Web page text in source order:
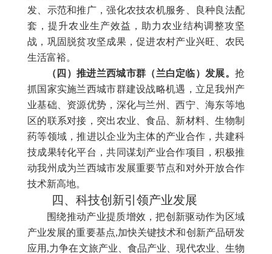
发、示范和推广，强化农技农机服务、良种良法配
套，提升农业生产效益，助力农业结构调整攻坚
战，巩固脱贫攻坚成果，促进农村产业兴旺、农民
生活富裕。
（四）推进兰西城市群（兰白定临）发展。 抢
抓国家实施兰西城市群建设战略机遇，立足我州产
业基础、资源优势，深化与兰州、西宁、海东等地
区的联系对接，突出农业、食品、新材料、生物制
药等领域，推进以企业为主体的产业合作，共建科
技成果转化平台，共同谋划产业合作项目，积极推
动我州成为兰西城市发展重要节点和对外开放合作
技术新高地。
四、科技创新引领产业发展
围绕推动产业提质增效，把创新驱动作为区域
产业发展的重要基点,加快关键技术和创新产品研发
应用,力争在文旅产业、食品产业、现代农业、生物